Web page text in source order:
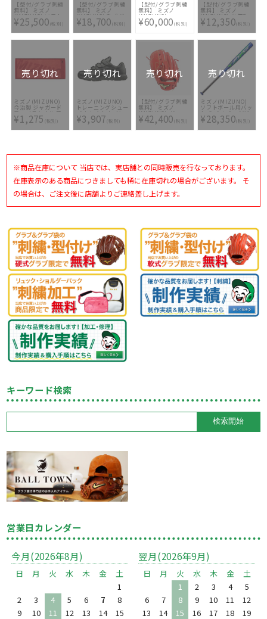
【型付/グラブ刺繍
無料】 ミズノ
(MIZUNO) ソフト
ボール用グラブ グ
ローバルエリート
HSelection インフ
ィニティ 限定モデ
ソフトグラブ刺繍2
み)※縁取り・影付
きの場合、1ヶ所
+3300円(税込)]
¥25,500(税別)
【型付/グラブ刺繍
無料】 ミズノ
(MIZUNO) 軟式グ
ラブ エンジニアー
ドスタイル 内野手
用 1AJGR32513-
09X [ 型付け無料 軟
¥18,700(税別)
【型付/グラブ刺繍
無料】 ミズノ
(MIZUNO)
MizunoPro
Classic 硬式グラブ
2024SS
[ 型付け無料 硬式グ
ラブ刺繍2ヶ所無料
(単色のみ)※縁取
り・影付きの場合、
1ヶ所+3300円(税
¥60,000(税別)
【型付/グラブ刺繍
無料】 ミズノ
(MIZUNO) 少年軟
式グラブ セレクト
ナイン 限定モデル
1AJGY25813-52 [
型付け無料 少年軟
式グラブ刺繍1ヶ所
無料(単色のみ)]
¥12,350(税別)
売り切れ
ミズノ(MIZUNO)
今治製 ジャガード
フェイスタオル 箱
入り 32JY110962
¥1,275 (税別)
売り切れ
ミズノ(MIZUNO)
トレーニングシュー
ズ セレクトナイン
トレーナー2
11GT192500
¥3,907(税別)
売り切れ
【型付/グラブ刺繍
無料】 ミズノ
(MIZUNO) グロー
バルエリート 硬式
グラブ H
Selection インフ
ラブ刺繍2ヶ所無料
り・影付きの場合、
1ヶ所+3300円(税
込)]
¥42,400(税別)
売り切れ
ミズノ(MIZUNO)
ソフトボール用バッ
ト ミズノプロ AX4
1CJFS30786 1427
¥28,350(税別)
※商品在庫について 当店では、実店舗との同時販売を行なっております。
在庫表示のある商品につきましても稀に在庫切れの場合がございます。 そ
の場合は、ご注文後に店舗よりご連絡差し上げます。
キーワード検索
営業日カレンダー
今月(2026年8月)
日 月 火 水 木 金
土
1
2
3 4 5 6 7
8
9
10 11 12 13 14
15
翌月(2026年9月)
日 月 火 水 木 金
土
1
2 3 4
5
6
7 8 9 10 11
12
13
14 15 16 17 18
19